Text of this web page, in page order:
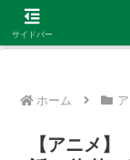
G-4Y8348WE8B
ホーム
【アニメ
サイドバー